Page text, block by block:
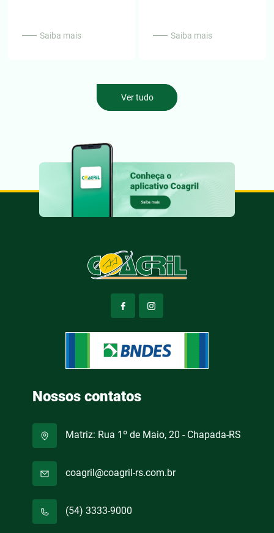
Saiba mais Saiba mais
Ver tudo
Nossos contatos
Matriz: Rua 1º de Maio, 20 - Chapada-RS
coagril@coagril-rs.com.br
(54) 3333-9000